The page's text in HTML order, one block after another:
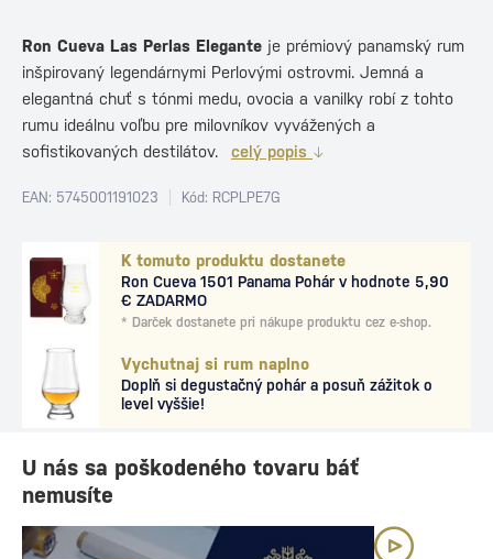
K tomuto produktu dostanete
Ron Cueva 1501 Panama Pohár v hodnote 5,90
€ ZADARMO
* Darček dostanete pri nákupe produktu cez e-shop.
Vychutnaj si rum naplno
Doplň si degustačný pohár a posuň zážitok o
level vyššie!
Ron Cueva Las Perlas Elegante je prémiový panamský rum
inšpirovaný legendárnymi Perlovými ostrovmi. Jemná a
elegantná chuť s tónmi medu, ovocia a vanilky robí z tohto
rumu ideálnu voľbu pre milovníkov vyvážených a
sofistikovaných destilátov.
celý popis
EAN: 5745001191023 Kód: RCPLPE7G
U nás sa poškodeného tovaru báť
nemusíte